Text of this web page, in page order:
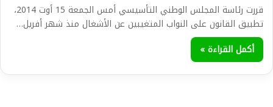
قررت رئاسة المجلس الوطني التأسيسي أمس الجمعة 15 أوت 2014،
تطبيق القانون على النواب المتغيبين عن الأشغال منذ شهر أفريل…
أكمل القراءة »